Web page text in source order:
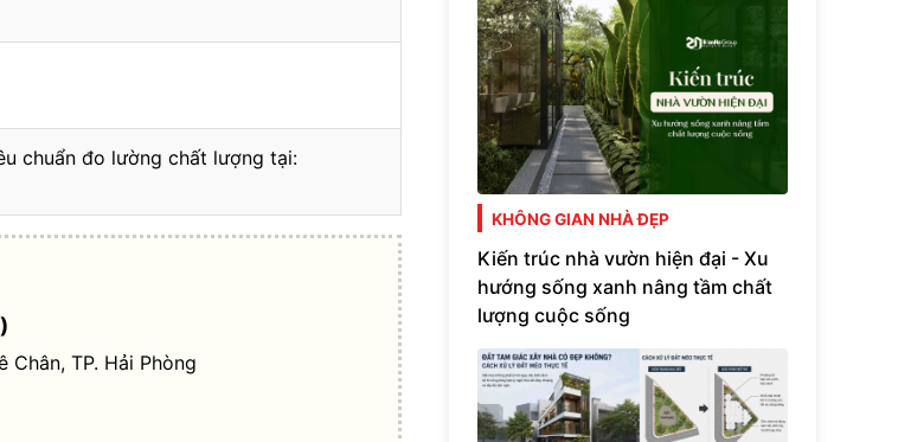
chuẩn đo lường chất lượng tại:
TP. Hải Phòng
KHÔNG GIAN NHÀ ĐẸP
Kiến trúc nhà vườn hiện đại - Xu
hướng sống xanh nâng tầm chất
lượng cuộc sống